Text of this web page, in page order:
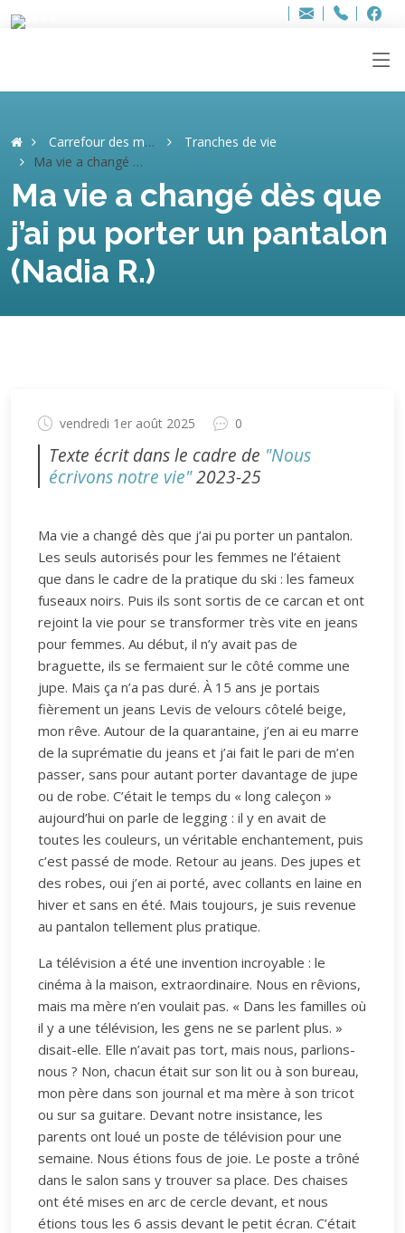
Adresse
info..hâthe..
Tel.
Tel.
Carrefour des mémoires
Tranches de vie
Ma vie a changé dès que j’ai pu porter un pantalon (Nadia R.)
Ma vie a changé dès que
j’ai pu porter un pantalon
(Nadia R.)
vendredi 1er août 2025 0
Texte écrit dans le cadre de "Nous
écrivons notre vie"2023-25
Ma vie a changé dès que j’ai pu porter un pantalon.
Les seuls autorisés pour les femmes ne l’étaient
que dans le cadre de la pratique du ski : les fameux
fuseaux noirs. Puis ils sont sortis de ce carcan et ont
rejoint la vie pour se transformer très vite en jeans
pour femmes. Au début, il n’y avait pas de
braguette, ils se fermaient sur le côté comme une
jupe. Mais ça n’a pas duré. À 15 ans je portais
fièrement un jeans Levis de velours côtelé beige,
mon rêve. Autour de la quarantaine, j’en ai eu marre
de la suprématie du jeans et j’ai fait le pari de m’en
passer, sans pour autant porter davantage de jupe
ou de robe. C’était le temps du « long caleçon »
aujourd’hui on parle de legging : il y en avait de
toutes les couleurs, un véritable enchantement, puis
c’est passé de mode. Retour au jeans. Des jupes et
des robes, oui j’en ai porté, avec collants en laine en
hiver et sans en été. Mais toujours, je suis revenue
au pantalon tellement plus pratique.
La télévision a été une invention incroyable : le
cinéma à la maison, extraordinaire. Nous en rêvions,
mais ma mère n’en voulait pas. « Dans les familles où
il y a une télévision, les gens ne se parlent plus. »
disait-elle. Elle n’avait pas tort, mais nous, parlions-
nous ? Non, chacun était sur son lit ou à son bureau,
mon père dans son journal et ma mère à son tricot
ou sur sa guitare. Devant notre insistance, les
parents ont loué un poste de télévision pour une
semaine. Nous étions fous de joie. Le poste a trôné
dans le salon sans y trouver sa place. Des chaises
ont été mises en arc de cercle devant, et nous
étions tous les 6 assis devant le petit écran. C’était